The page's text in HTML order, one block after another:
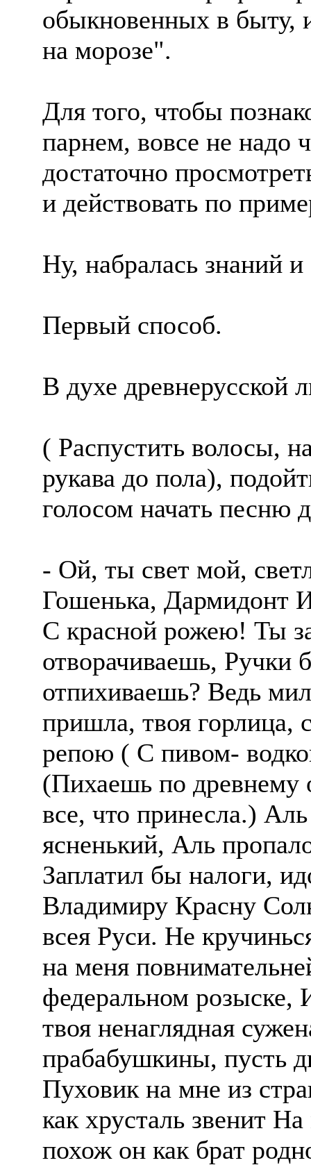
обыкновенных в быту,
на морозе".
Для того, чтобы
парнем, вовсе не надо
достаточно
и действовать по
Ну, набралась знаний
Первый способ.
В духе древнерусской
( Распустить волосы,
рукава до пола),
голосом начать песню
- Ой, ты свет мой,
Гошенька, Дармидонт
С красной рожею! Ты
отворачиваешь, Ручки
отпихиваешь? Ведь
пришла, твоя горлица,
репою ( С пивом-
(Пихаешь по
все, что принесла.)
ясненький, Аль
Заплатил бы налоги,
Владимиру Красну
всея Руси. Не
на меня
федеральном розыске,
твоя ненаглядная
прабабушкины, пусть
Пуховик на мне из
как хрусталь звенит
похож он как брат